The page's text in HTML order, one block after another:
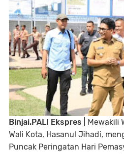
Binjai.PALI Ekspres | Mewakili
Wali Kota, Hasanul Jihadi,
Puncak Peringatan Hari